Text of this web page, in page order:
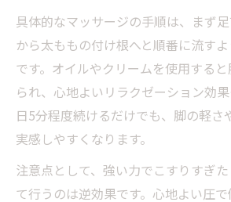
セルフ筋膜リリースとの違
整体とリンパ流しで心地よ
訣
南北線沿いで体験できる本
毎日に取り入れたい下半身ケア
自宅でできる簡単筋膜リリ
リンパマッサージを習慣化
具体的なマッサージの手順は、まず
から太ももの付け根へと順番に流す
です。オイルやクリームを使用する
られ、心地よいリラクゼーション効
日5分程度続けるだけでも、脚の軽さ
実感しやすくなります。
注意点として、強い力でこすりすぎ
て行うのは逆効果です。心地よい圧